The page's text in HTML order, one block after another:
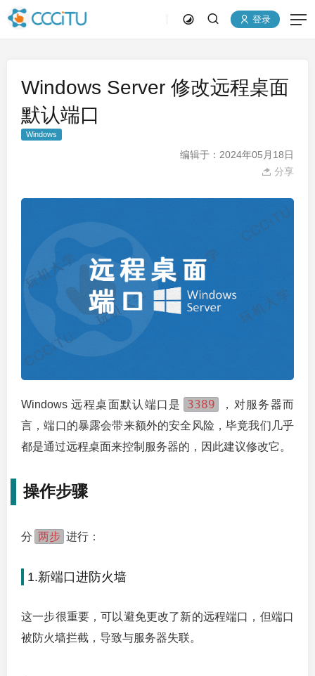
登录
Windows Server 修改远程桌面
默认端口
Windows
编辑于：2024年05月18日
分享
Windows 远程桌面默认端口是 3389
，对服务器而
言，端口的暴露会带来额外的安全风险，毕竟我们几乎
都是通过远程桌面来控制服务器的，因此建议修改它。
操作步骤
分 两步 进行：
1.新端口进防火墙
这一步很重要，可以避免更改了新的远程端口，但端口
被防火墙拦截，导致与服务器失联。